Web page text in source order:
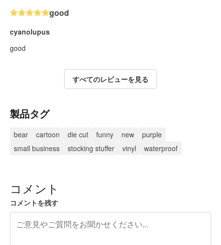
good
cyanolupus
good
すべてのレビューを見る
製品タグ
bear cartoon die cut funny new
purple
small business
stocking stuffer vinyl waterproof
コメント
コメントを残す